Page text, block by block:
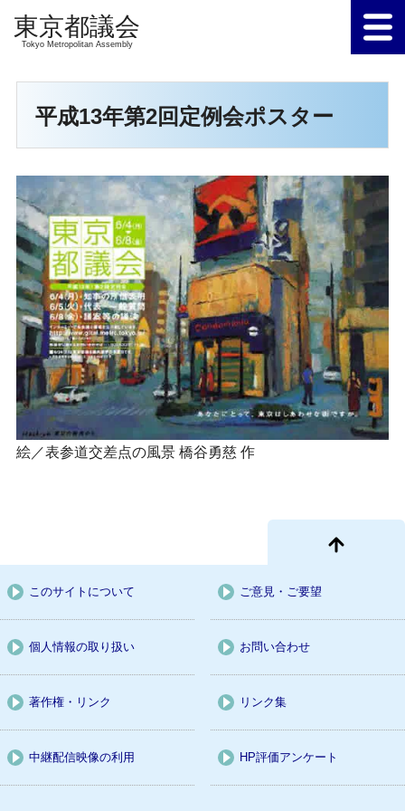
Tokyo Metropolitan Assembly
平成13年第2回定例会ポスター
絵／表参道交差点の風景 橋谷勇慈 作
このサイトについて ご意見・ご要望
個人情報の取り扱い お問い合わせ
著作権・リンク リンク集
中継配信映像の利用 HP評価アンケート